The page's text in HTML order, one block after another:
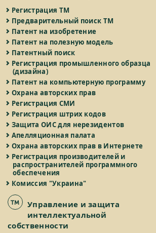
Регистрация ТМ
Предварительный поиск ТМ
Патент на изобретение
Патент на полезную модель
Патентный поиск
Регистрация промышленного образца
(дизайна)
Патент на компьютерную программу
Охрана авторских прав
Регистрация СМИ
Регистрация штрих кодов
Защита ОИС для нерезидентов
Апелляционная палата
Охрана авторских прав в Интернете
Регистрация производителей и
распространителей программного
обеспечения
Комиссия "Украина"
Управление и защита
интеллектуальной
собственности